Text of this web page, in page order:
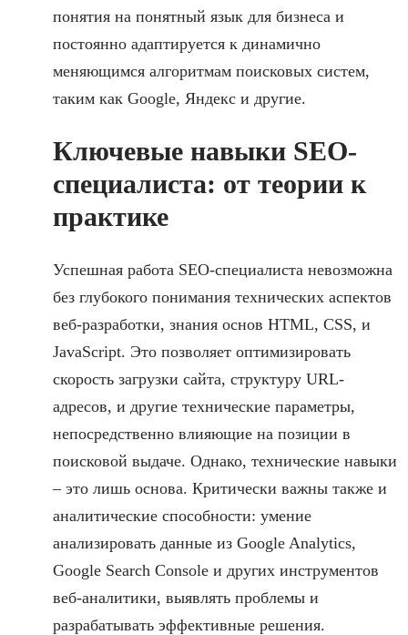
понятия на понятный язык для бизнеса и
постоянно адаптируется к динамично
меняющимся алгоритмам поисковых систем,
таким как Google, Яндекс и другие.
Ключевые навыки SEO-
специалиста: от теории к
практике
Успешная работа SEO-специалиста невозможна
без глубокого понимания технических аспектов
веб-разработки, знания основ HTML, CSS, и
JavaScript. Это позволяет оптимизировать
скорость загрузки сайта, структуру URL-
адресов, и другие технические параметры,
непосредственно влияющие на позиции в
поисковой выдаче. Однако, технические навыки
– это лишь основа. Критически важны также и
аналитические способности: умение
анализировать данные из Google Analytics,
Google Search Console и других инструментов
веб-аналитики, выявлять проблемы и
разрабатывать эффективные решения.